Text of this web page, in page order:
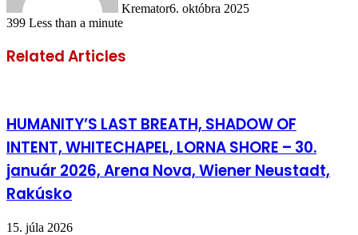
Kremator6. októbra 2025
399 Less than a minute
Related Articles
HUMANITY’S LAST BREATH, SHADOW OF
INTENT, WHITECHAPEL, LORNA SHORE – 30.
január 2026, Arena Nova, Wiener Neustadt,
Rakúsko
15. júla 2026